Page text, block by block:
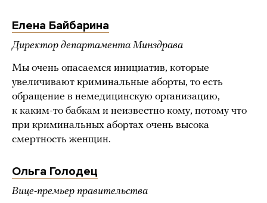
Елена Байбарина
Директор департамента Минздрава
Мы очень опасаемся инициатив, которые
увеличивают криминальные аборты, то есть
обращение в немедицинскую организацию,
к каким-то бабкам и неизвестно кому, потому что
при криминальных абортах очень высока
смертность женщин.
Ольга Голодец
Вице-премьер правительства